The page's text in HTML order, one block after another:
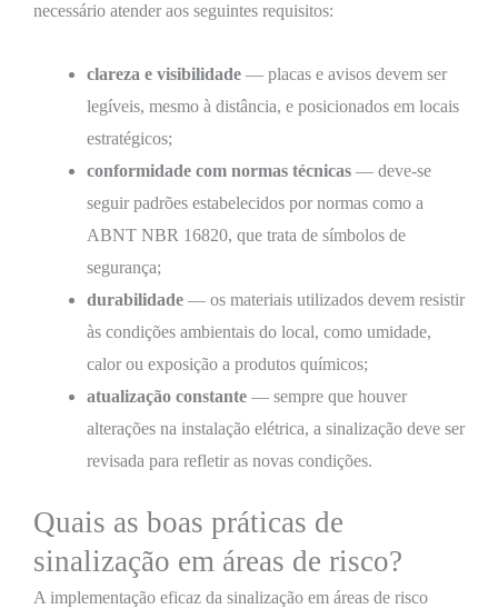
necessário atender aos seguintes requisitos:
clareza e visibilidade — placas e avisos devem ser
legíveis, mesmo à distância, e posicionados em locais
estratégicos;
conformidade com normas técnicas — deve-se
seguir padrões estabelecidos por normas como a
ABNT NBR 16820, que trata de símbolos de
segurança;
durabilidade — os materiais utilizados devem resistir
às condições ambientais do local, como umidade,
calor ou exposição a produtos químicos;
atualização constante — sempre que houver
alterações na instalação elétrica, a sinalização deve ser
revisada para refletir as novas condições.
Quais as boas práticas de
sinalização em áreas de risco?
A implementação eficaz da sinalização em áreas de risco